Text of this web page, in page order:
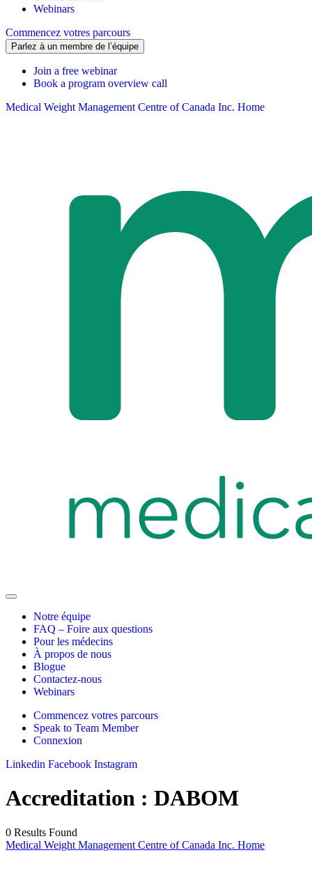
Webinars
Commencez votres parcours
Parlez à un membre de l’équipe
Join a free webinar
Book a program overview call
Medical Weight Management Centre of Canada Inc. Home
Notre équipe
FAQ – Foire aux questions
Pour les médecins
À propos de nous
Blogue
Contactez-nous
Webinars
Commencez votres parcours
Speak to Team Member
Connexion
Linkedin Facebook Instagram
Accreditation : DABOM
0 Results Found
Medical Weight Management Centre of Canada Inc. Home